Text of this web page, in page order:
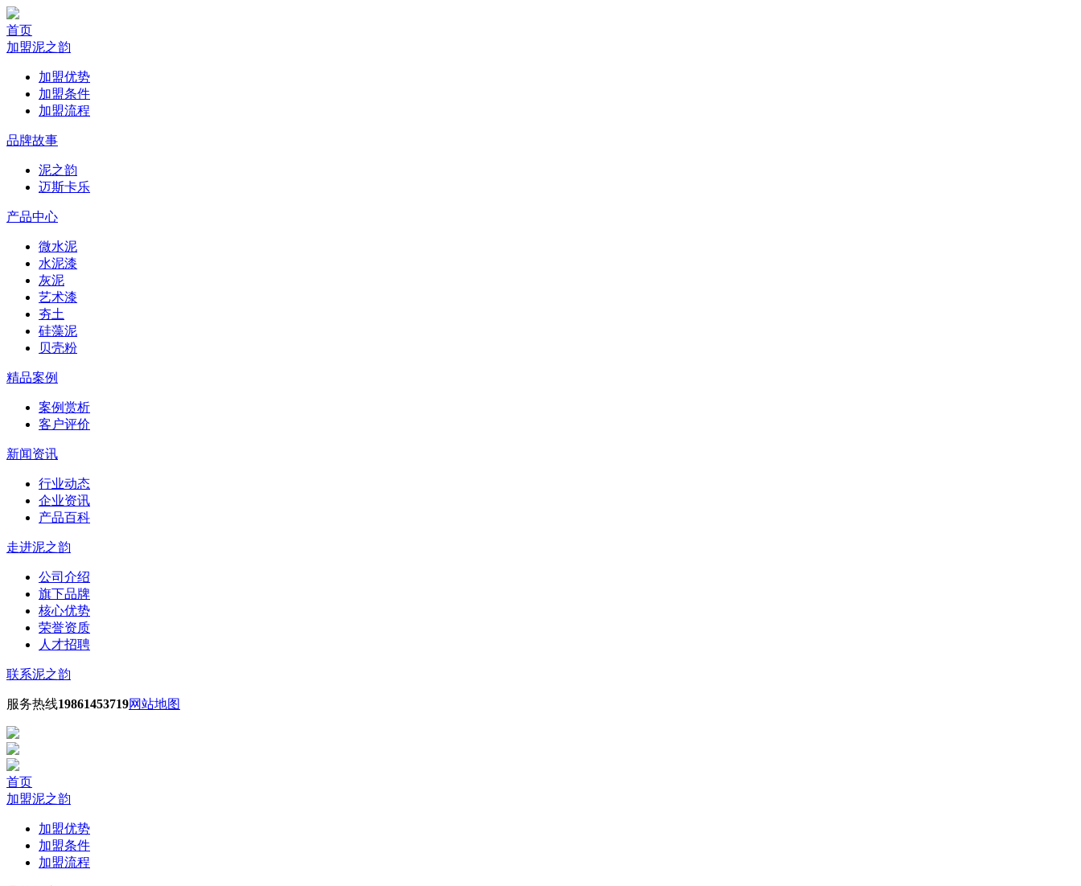
首页
加盟泥之韵
加盟优势
加盟条件
加盟流程
品牌故事
泥之韵
迈斯卡乐
产品中心
微水泥
水泥漆
灰泥
艺术漆
夯土
硅藻泥
贝壳粉
精品案例
案例赏析
客户评价
新闻资讯
行业动态
企业资讯
产品百科
走进泥之韵
公司介绍
旗下品牌
核心优势
荣誉资质
人才招聘
联系泥之韵
服务热线19861453719网站地图
首页
加盟泥之韵
加盟优势
加盟条件
加盟流程